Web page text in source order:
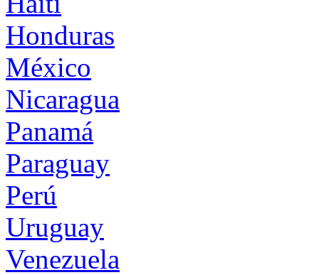
Honduras
México
Nicaragua
Panamá
Paraguay
Perú
Uruguay
Venezuela